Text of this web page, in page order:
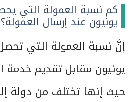
كم نسبة العمولة التي
يونيون عند إرسال العمولة؟
إنَّ نسبة العمولة التي
يونيون مقابل تقديم خدمة
حيث إنها تختلف من دولة